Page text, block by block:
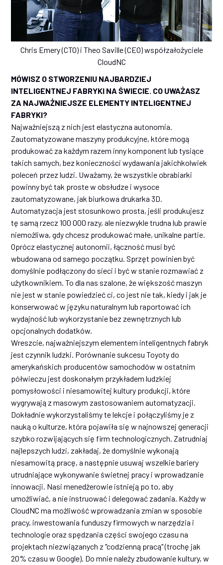
Chris Emery (CTO) i Theo Saville (CEO) współzałożyciele
CloudNC
MÓWISZ O STWORZENIU NAJBARDZIEJ
INTELIGENTNEJ FABRYKI NA ŚWIECIE. CO UWAŻASZ
ZA NAJWAŻNIEJSZE ELEMENTY INTELIGENTNEJ
FABRYKI?
Najważniejszą z nich jest elastyczna autonomia.
Zautomatyzowane maszyny produkcyjne, które mogą
produkować za każdym razem inny komponent lub tysiące
takich samych, bez konieczności wydawania jakichkolwiek
poleceń przez ludzi. Uważamy, że wszystkie obrabiarki
powinny być tak proste w obsłudze i wysoce
zautomatyzowane, jak biurkowa drukarka 3D.
Automatyzacja jest stosunkowo prosta, jeśli produkujesz
tę samą rzecz 100 000 razy, ale niezwykle trudna lub prawie
niemożliwa, gdy chcesz produkować małe, unikalne partie.
Oprócz elastycznej autonomii, łączność musi być
wbudowana od samego początku. Sprzęt powinien być
domyślnie podłączony do sieci i być w stanie rozmawiać z
użytkownikiem. To dla nas szalone, że większość maszyn
nie jest w stanie powiedzieć ci, co jest nie tak, kiedy i jak je
konserwować w języku naturalnym lub raportować ich
wydajność lub wykorzystanie bez zewnętrznych lub
opcjonalnych dodatków.
Wreszcie, najważniejszym elementem inteligentnych fabryk
jest czynnik ludzki. Porównanie sukcesu Toyoty do
amerykańskich producentów samochodów w ostatnim
półwieczu jest doskonałym przykładem ludzkiej
pomysłowości i niesamowitej kultury produkcji, które
wygrywają z masowym zastosowaniem automatyzacji.
Dokładnie wykorzystaliśmy te lekcje i połączyliśmy je z
nauką o kulturze, która pojawiła się w najnowszej generacji
szybko rozwijających się firm technologicznych. Zatrudniaj
najlepszych ludzi, zakładaj, że domyślnie wykonają
niesamowitą pracę, a następnie usuwaj wszelkie bariery
utrudniające wykonywanie świetnej pracy i wprowadzanie
innowacji. Nasi menedżerowie istnieją po to, aby
umożliwiać, a nie instruować i delegować zadania. Każdy w
CloudNC ma możliwość wprowadzania zmian w sposobie
pracy, inwestowania funduszy firmowych w narzędzia i
technologie oraz spędzania części swojego czasu na
projektach niezwiązanych z "codzienną pracą" (trochę jak
20% czasu w Google). Do mnie należy zbudowanie kultury, w